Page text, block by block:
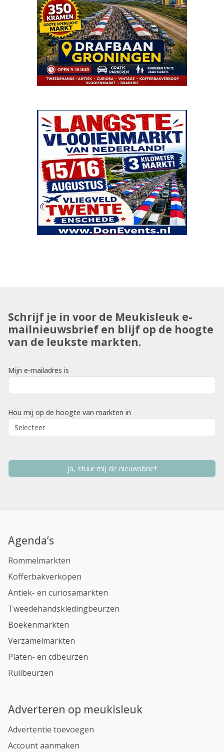
Schrijf je in voor de Meukisleuk e-
mailnieuwsbrief en blijf op de hoogte
van de leukste markten.
Mijn e-mailadres is
Hou mij op de hoogte van markten in
Ja, stuur mij de nieuwsbrief
Agenda’s
Rommelmarkten
Kofferbakverkopen
Antiek- en curiosamarkten
Tweedehandskledingbeurzen
Boekenmarkten
Verzamelmarkten
Platen- en cdbeurzen
Ruilbeurzen
Adverteren op meukisleuk
Advertentie toevoegen
Account aanmaken